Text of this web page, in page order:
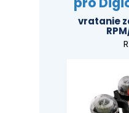
vratanie